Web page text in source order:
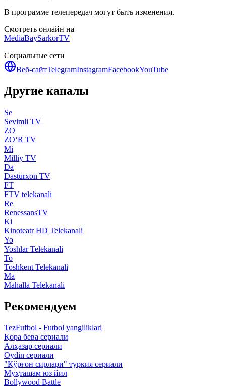
В программе телепередач могут быть изменения.
Смотреть онлайн на
MediaBaySarkorTV
Социальные сети
Веб-сайтTelegramInstagramFacebookYouTube
Другие каналы
Se
Sevimli TV
ZO
ZO‘R TV
Mi
Milliy TV
Da
Dasturxon TV
FT
FTV telekanali
Re
RenessansTV
Ki
Kinoteatr HD Telekanali
Yo
Yoshlar Telekanali
To
Toshkent Telekanali
Ma
Mahalla Telekanali
Рекомендуем
TezFufbol - Futbol yangiliklari
Қора бева сериали
Алҳазар сериали
Oydin сериали
"Қўрғон сирлари" туркия сериали
Муҳташам юз йил
Bollywood Battle